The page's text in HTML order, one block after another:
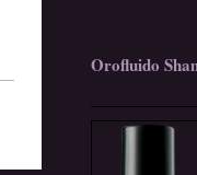
Orofluido